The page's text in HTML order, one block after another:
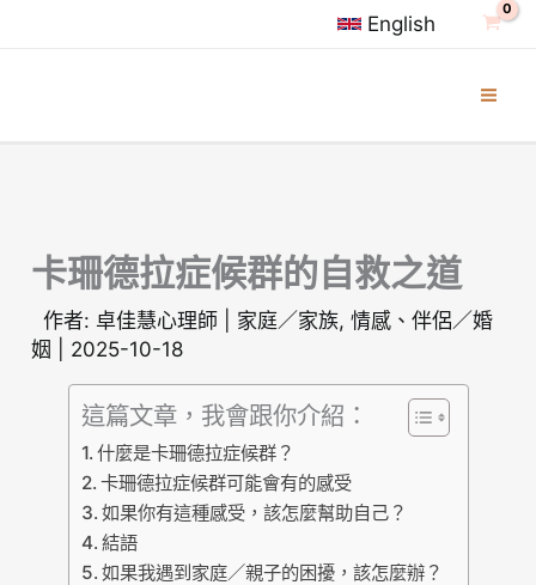
English
卡珊德拉症候群的自救之道
作者: 卓佳慧心理師 家庭／家族,情感、伴侶／婚
姻
2025-10-18
這篇文章，我會跟你介紹：
什麼是卡珊德拉症候群？
卡珊德拉症候群可能會有的感受
如果你有這種感受，該怎麼幫助自己？
結語
如果我遇到家庭／親子的困擾，該怎麼辦？